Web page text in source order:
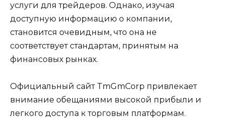
услуги для трейдеров. Однако, изучая
доступную информацию о компании,
становится очевидным, что она не
соответствует стандартам, принятым на
финансовых рынках.
Официальный сайт TmGmCorp привлекает
внимание обещаниями высокой прибыли и
легкого доступа к торговым платформам.